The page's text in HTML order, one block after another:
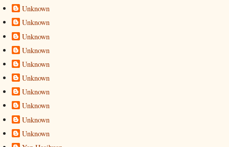
Unknown
Unknown
Unknown
Unknown
Unknown
Unknown
Unknown
Unknown
Unknown
Unknown